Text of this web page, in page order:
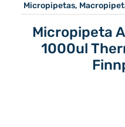
Micropipetas,
Micropipeta
1000ul